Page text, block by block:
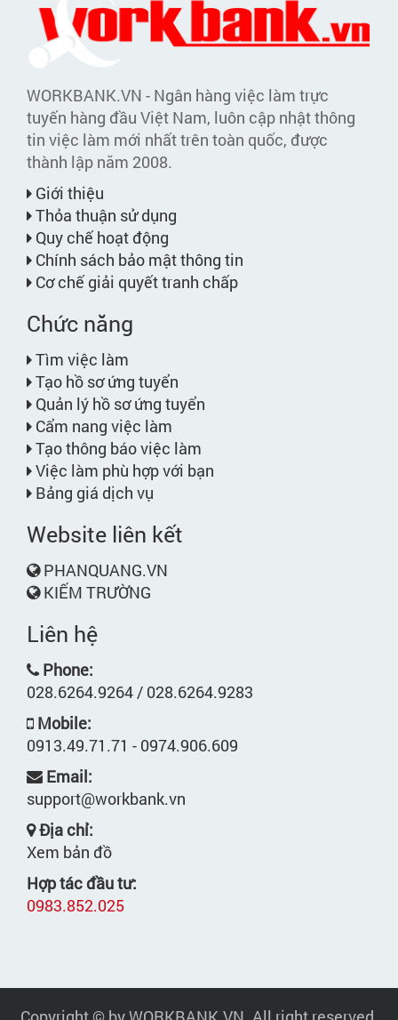
WORKBANK.VN - Ngân hàng việc làm trực
tuyến hàng đầu Việt Nam, luôn cập nhật thông
tin việc làm mới nhất trên toàn quốc, được
thành lập năm 2008.
Giới thiệu
Thỏa thuận sử dụng
Quy chế hoạt động
Chính sách bảo mật thông tin
Cơ chế giải quyết tranh chấp
Chức năng
Tìm việc làm
Tạo hồ sơ ứng tuyển
Quản lý hồ sơ ứng tuyển
Cẩm nang việc làm
Tạo thông báo việc làm
Việc làm phù hợp với bạn
Bảng giá dịch vụ
Website liên kết
PHANQUANG.VN
KIẾM TRƯỜNG
Liên hệ
Phone:
028.6264.9264 / 028.6264.9283
Mobile:
0913.49.71.71 - 0974.906.609
Email:
support@workbank.vn
Địa chỉ:
Xem bản đồ
Hợp tác đầu tư:
0983.852.025